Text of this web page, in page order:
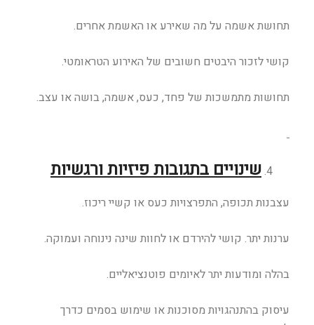
תחושת אשמה על מה שאירע או האשמת אחרים.
קושי לזכור היבטים חשובים של האירוע הטראומטי.
תחושות מתמשכות של פחד, כעס, אשמה, בושה או עצב.
שינויים בתגובות פיזיות ורגשיות
עצבנות תכופה, התפרצויות כעס או קשיי ריכוז.
ערנות יתר. קושי להירדם או לחוות שינה נינוחה ועמוקה.
בהלה ומודעות יתר לאיומים פוטנציאליים.
עיסוק בהתנהגויות מסוכנות או שימוש בסמים כדרך